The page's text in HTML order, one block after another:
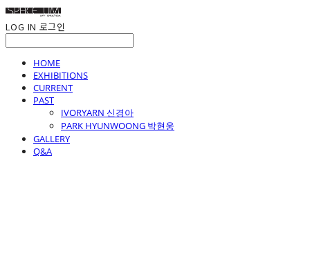
LOG IN 로그인
HOME
EXHIBITIONS
CURRENT
PAST
IVORYARN 신경아
PARK HYUNWOONG 박현웅
GALLERY
Q&A